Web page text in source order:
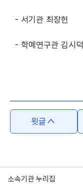
- 서기관 최장헌
- 학예연구관 김시덕
윗글
소속기관 누리집